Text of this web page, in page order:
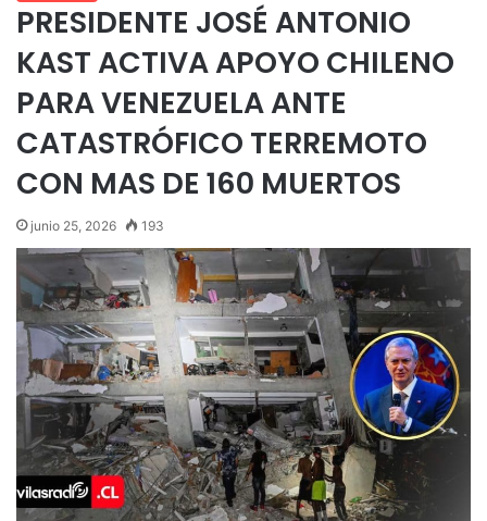
PRESIDENTE JOSÉ ANTONIO
KAST ACTIVA APOYO CHILENO
PARA VENEZUELA ANTE
CATASTRÓFICO TERREMOTO
CON MAS DE 160 MUERTOS
junio 25, 2026 193